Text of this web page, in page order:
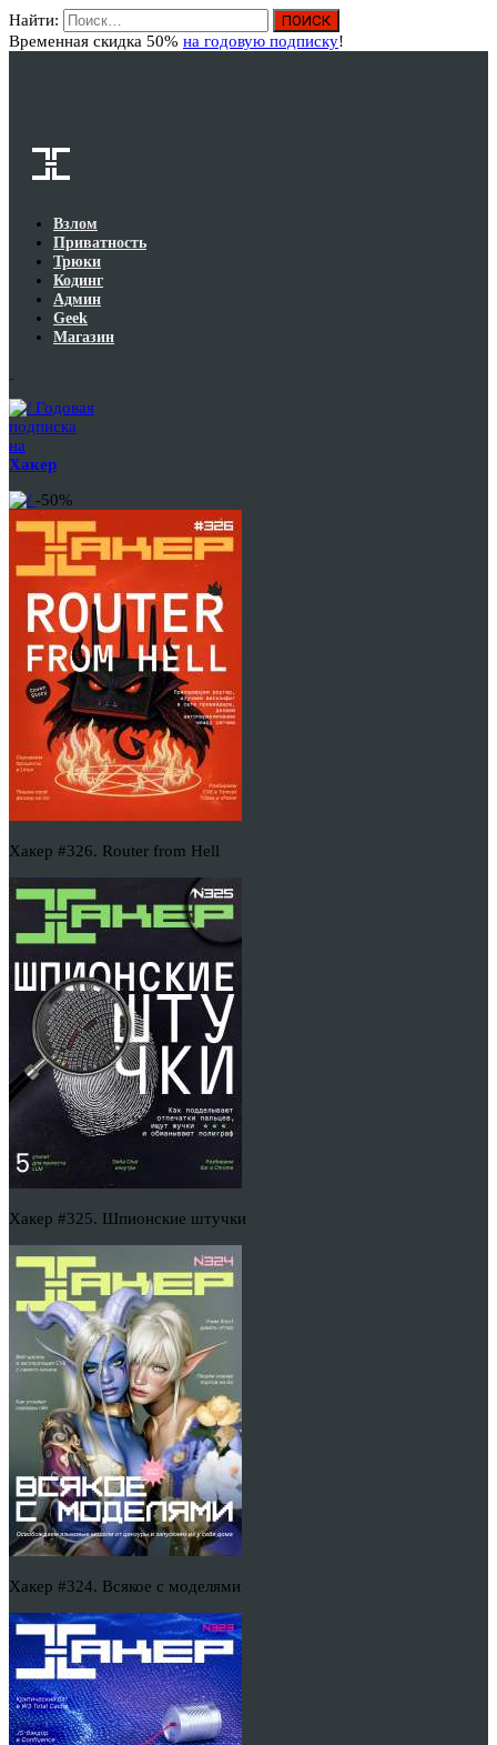
Найти:
Временная скидка 50% на годовую подписку!
Взлом
Приватность
Трюки
Кодинг
Админ
Geek
Магазин
Годовая
подписка
на
Хакер
-50%
Хакер #326. Router from Hell
Хакер #325. Шпионские штучки
Хакер #324. Всякое с моделями